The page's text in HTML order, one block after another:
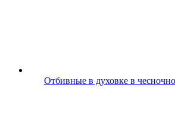
Отбивные в духовке в